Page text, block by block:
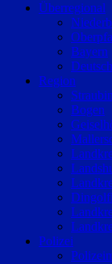
Überregional
Bayern
Region
Bogen
Polizei